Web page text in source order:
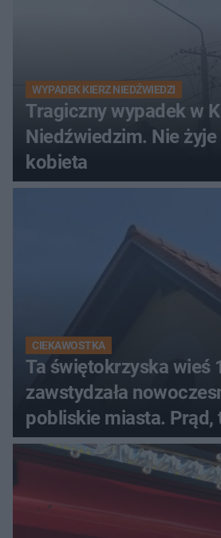
WYPADEK KIERZ NIEDŹWIEDZI
Tragiczny wypadek w
Niedźwiedzim. Nie
kobieta
CIEKAWOSTKA
Ta świętokrzyska wieś
zawstydzała
pobliskie miasta. Prąd,
luksusowa auta